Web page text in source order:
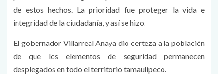
de estos hechos. La prioridad fue proteger la vida e
integridad de la ciudadanía, y así se hizo.
El gobernador Villarreal Anaya dio certeza a la población
de que los elementos de seguridad permanecen
desplegados en todo el territorio tamaulipeco.